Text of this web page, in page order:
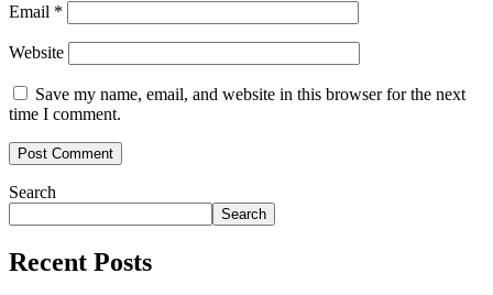
Email *
Website
Save my name, email, and website in this browser for the next
time I comment.
Search
Search
Recent Posts